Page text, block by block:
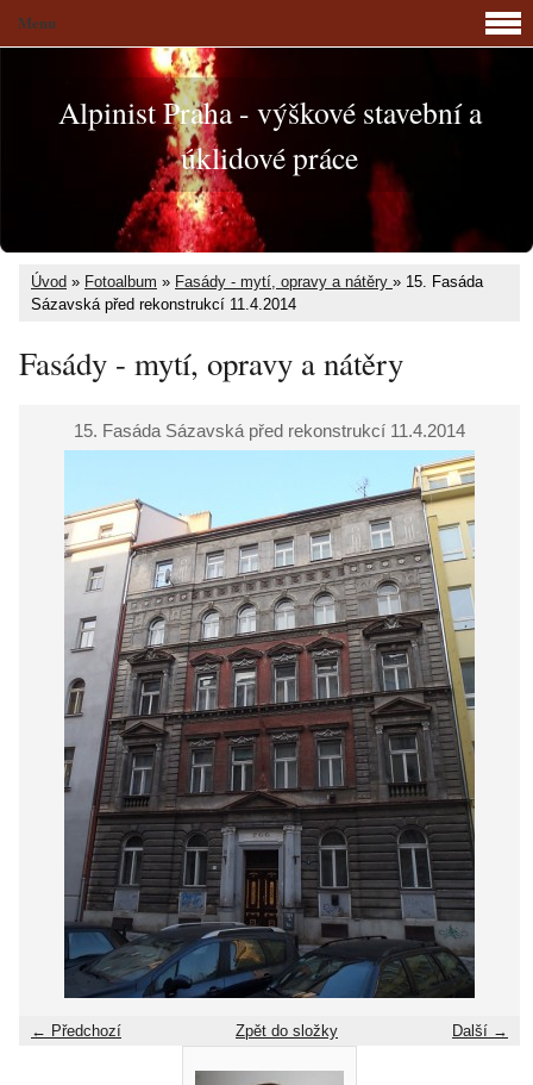
Alpinist Praha - výškové stavební a
úklidové práce
Úvod » Fotoalbum » Fasády - mytí, opravy a nátěry » 15. Fasáda
Sázavská před rekonstrukcí 11.4.2014
Fasády - mytí, opravy a nátěry
15. Fasáda Sázavská před rekonstrukcí 11.4.2014
← Předchozí Další →
Zpět do složky
Menu